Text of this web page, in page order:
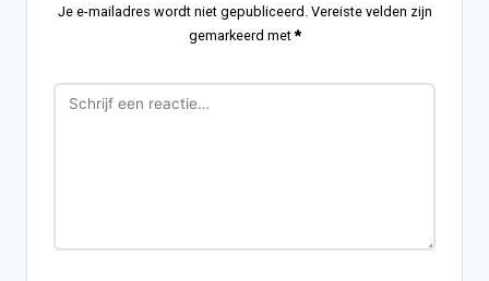
Je e-mailadres wordt niet gepubliceerd. Vereiste velden zijn
gemarkeerd met*